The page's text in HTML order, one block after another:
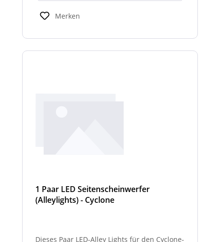
Merken
1 Paar LED Seitenscheinwerfer
(Alleylights) - Cyclone
Dieses Paar LED-Alley Lights für den Cyclone-